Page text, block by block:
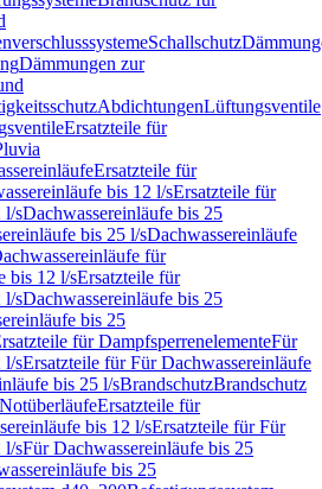
Schallschutz
Dämmungen zur
AbdichtungenLüftungsventile
Ersatzteile für
Ersatzteile für
bis 12 l/sErsatzteile für
l/sDachwassereinläufe bis 25
bis 25 l/sDachwassereinläufe
für
bis 12 l/sErsatzteile für
l/sDachwassereinläufe bis 25
bis 25
für DampfsperrenelementeFür
l/sErsatzteile für Für Dachwassereinläufe
bis 25 l/sBrandschutzBrandschutz
NotüberläufeErsatzteile für
bis 12 l/sErsatzteile für Für
l/sFür Dachwassereinläufe bis 25
bis 25